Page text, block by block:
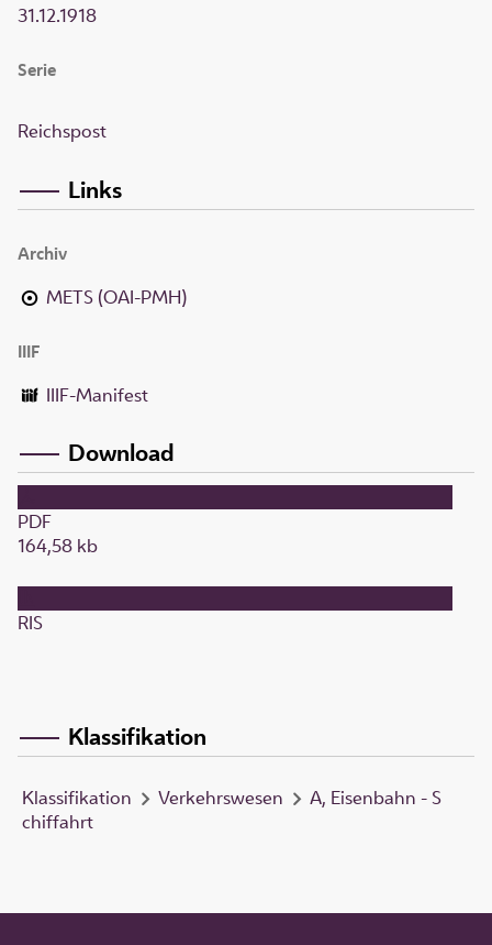
31.12.1918
Serie
Reichspost
Links
Archiv
METS (OAI-PMH)
IIIF
IIIF-Manifest
Download
PDF
164,58 kb
RIS
Klassifikation
Klassifikation Verkehrswesen
A, Eisenbahn - S
chiffahrt